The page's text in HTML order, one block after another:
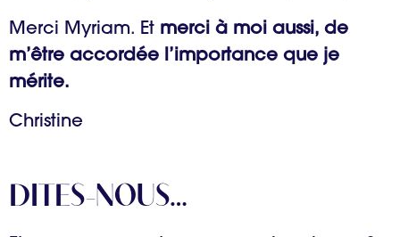
Merci Myriam. Et merci à moi aussi, de
m’être accordée l’importance que je
mérite.
Christine
DITES-NOUS…